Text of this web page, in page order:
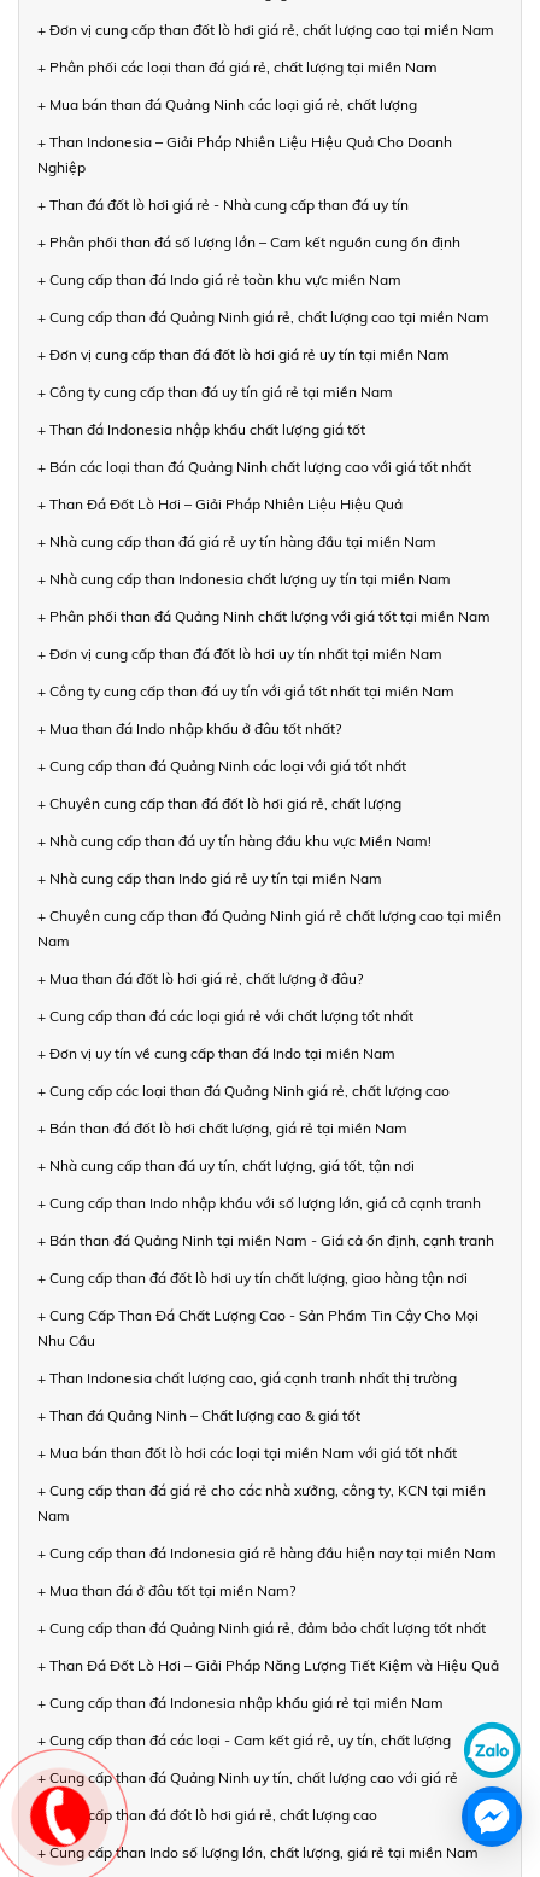
+ Đơn vị cung cấp than đốt lò hơi giá rẻ, chất lượng cao tại miền Nam
+ Phân phối các loại than đá giá rẻ, chất lượng tại miền Nam
+ Mua bán than đá Quảng Ninh các loại giá rẻ, chất lượng
+ Than Indonesia – Giải Pháp Nhiên Liệu Hiệu Quả Cho Doanh
Nghiệp
+ Than đá đốt lò hơi giá rẻ - Nhà cung cấp than đá uy tín
+ Phân phối than đá số lượng lớn – Cam kết nguồn cung ổn định
+ Cung cấp than đá Indo giá rẻ toàn khu vực miền Nam
+ Cung cấp than đá Quảng Ninh giá rẻ, chất lượng cao tại miền Nam
+ Đơn vị cung cấp than đá đốt lò hơi giá rẻ uy tín tại miền Nam
+ Công ty cung cấp than đá uy tín giá rẻ tại miền Nam
+ Than đá Indonesia nhập khẩu chất lượng giá tốt
+ Bán các loại than đá Quảng Ninh chất lượng cao với giá tốt nhất
+ Than Đá Đốt Lò Hơi – Giải Pháp Nhiên Liệu Hiệu Quả
+ Nhà cung cấp than đá giá rẻ uy tín hàng đầu tại miền Nam
+ Nhà cung cấp than Indonesia chất lượng uy tín tại miền Nam
+ Phân phối than đá Quảng Ninh chất lượng với giá tốt tại miền Nam
+ Đơn vị cung cấp than đá đốt lò hơi uy tín nhất tại miền Nam
+ Công ty cung cấp than đá uy tín với giá tốt nhất tại miền Nam
+ Mua than đá Indo nhập khẩu ở đâu tốt nhất?
+ Cung cấp than đá Quảng Ninh các loại với giá tốt nhất
+ Chuyên cung cấp than đá đốt lò hơi giá rẻ, chất lượng
+ Nhà cung cấp than đá uy tín hàng đầu khu vực Miền Nam!
+ Nhà cung cấp than Indo giá rẻ uy tín tại miền Nam
+ Chuyên cung cấp than đá Quảng Ninh giá rẻ chất lượng cao tại miền
Nam
+ Mua than đá đốt lò hơi giá rẻ, chất lượng ở đâu?
+ Cung cấp than đá các loại giá rẻ với chất lượng tốt nhất
+ Đơn vị uy tín về cung cấp than đá Indo tại miền Nam
+ Cung cấp các loại than đá Quảng Ninh giá rẻ, chất lượng cao
+ Bán than đá đốt lò hơi chất lượng, giá rẻ tại miền Nam
+ Nhà cung cấp than đá uy tín, chất lượng, giá tốt, tận nơi
+ Cung cấp than Indo nhập khẩu với số lượng lớn, giá cả cạnh tranh
+ Bán than đá Quảng Ninh tại miền Nam - Giá cả ổn định, cạnh tranh
+ Cung cấp than đá đốt lò hơi uy tín chất lượng, giao hàng tận nơi
+ Cung Cấp Than Đá Chất Lượng Cao - Sản Phẩm Tin Cậy Cho Mọi
Nhu Cầu
+ Than Indonesia chất lượng cao, giá cạnh tranh nhất thị trường
+ Than đá Quảng Ninh – Chất lượng cao & giá tốt
+ Mua bán than đốt lò hơi các loại tại miền Nam với giá tốt nhất
+ Cung cấp than đá giá rẻ cho các nhà xưởng, công ty, KCN tại miền
Nam
+ Cung cấp than đá Indonesia giá rẻ hàng đầu hiện nay tại miền Nam
+ Mua than đá ở đâu tốt tại miền Nam?
+ Cung cấp than đá Quảng Ninh giá rẻ, đảm bảo chất lượng tốt nhất
+ Than Đá Đốt Lò Hơi – Giải Pháp Năng Lượng Tiết Kiệm và Hiệu Quả
+ Cung cấp than đá Indonesia nhập khẩu giá rẻ tại miền Nam
+ Cung cấp than đá các loại - Cam kết giá rẻ, uy tín, chất lượng
+ Cung cấp than đá Quảng Ninh uy tín, chất lượng cao với giá rẻ
+ Cung cấp than đá đốt lò hơi giá rẻ, chất lượng cao
+ Cung cấp than Indo số lượng lớn, chất lượng, giá rẻ tại miền Nam